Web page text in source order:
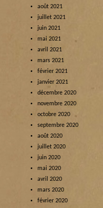
août 2021
juillet 2021
juin 2021
mai 2021
avril 2021
mars 2021
février 2021
janvier 2021
décembre 2020
novembre 2020
octobre 2020
septembre 2020
août 2020
juillet 2020
juin 2020
mai 2020
avril 2020
mars 2020
février 2020